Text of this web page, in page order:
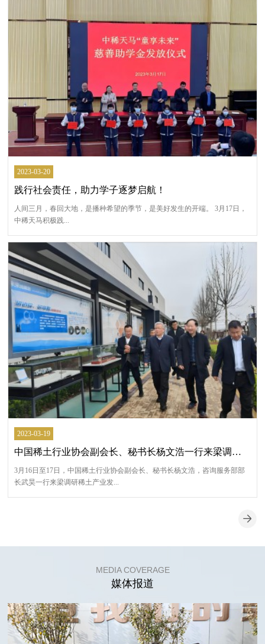
2023-03-20
践行社会责任，助力学子逐梦启航！
人间三月，春回大地，是播种希望的季节，是美好发生的开端。 3月17日，
中稀天马积极践...
2023-03-19
中国稀土行业协会副会长、秘书长杨文浩一行来梁调研稀土产业发展情况
3月16日至17日，中国稀土行业协会副会长、秘书长杨文浩，咨询服务部部
长武昊一行来梁调研稀土产业发...
MEDIA COVERAGE
媒体报道